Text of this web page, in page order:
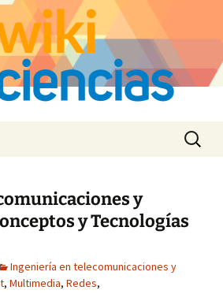
Buscar:
y
y Tecnologías
Ingeniería en telecomunicaciones y
, Multimedia, Redes,